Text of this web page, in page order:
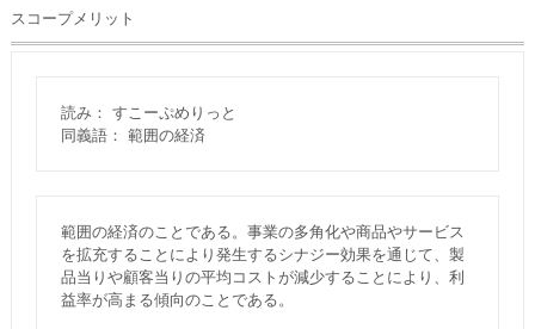
スコープメリット
読み： すこーぷめりっと
同義語： 範囲の経済
範囲の経済のことである。事業の多角化や商品やサービス
を拡充することにより発生するシナジー効果を通じて、製
品当りや顧客当りの平均コストが減少することにより、利
益率が高まる傾向のことである。